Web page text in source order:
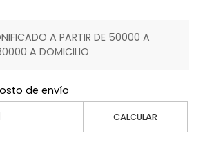
A PARTIR DE 50000 A
A DOMICILIO
de envío
CALCULAR